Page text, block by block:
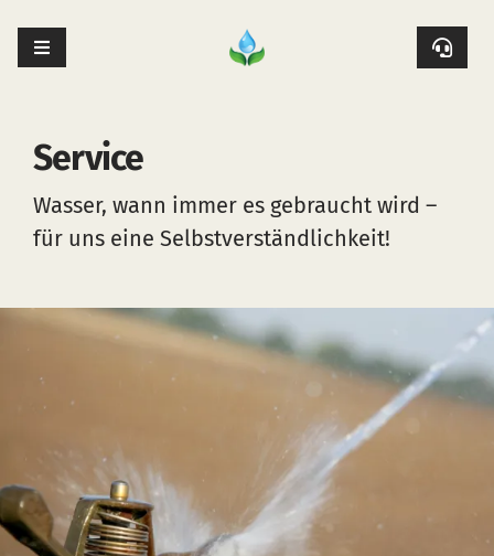
content
Toggle
Service
Planauskunft
Karriere
Galerie
Service
Wasser, wann immer es gebraucht wird –
für uns eine Selbstverständlichkeit!